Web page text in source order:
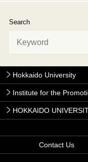
Search
Hokkaido University
Institute for the
HOKKAIDO
Contact Us